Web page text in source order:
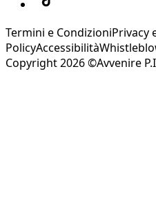
Termini e CondizioniPrivacy
PolicyAccessibilità
Copyright 2026 ©Avvenire